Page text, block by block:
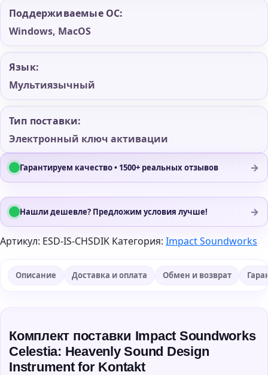
Поддерживаемые ОС:
Windows, MacOS
Язык:
Мультиязычный
Тип поставки:
Электронный ключ активации
Гарантируем качество • 1500+ реальных отзывов →
Нашли дешевле? Предложим условия лучше! →
Артикул: ESD-IS-CHSDIK Категория: Impact Soundworks
Описание Доставка и оплата Обмен и возврат
Комплект поставки Impact Soundworks
Celestia: Heavenly Sound Design
Instrument for Kontakt